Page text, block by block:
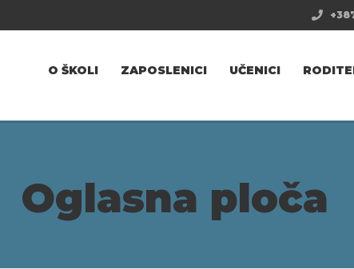
O ŠKOLI ZAPOSLENICI UČENICI
Oglasna ploča